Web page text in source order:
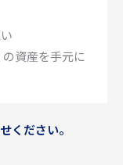
資産を手元に
ください。